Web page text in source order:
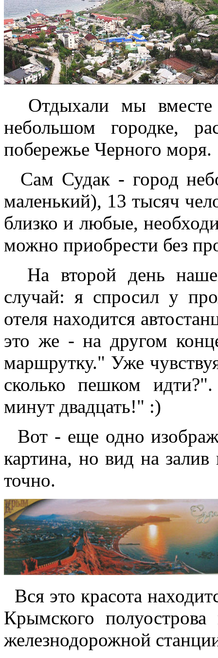
Отдыхали мы вместе
небольшом городке,
побережье Черного моря.
Сам Судак - город
маленький), 13 тысяч
близко и любые,
можно приобрести без
На второй день
случай: я спросил у
отеля находится
это же - на другом
маршрутку." Уже
сколько пешком
минут двадцать!" :)
Вот - еще одно
картина, но вид на
точно.
Вся это красота
Крымского
железнодорожной